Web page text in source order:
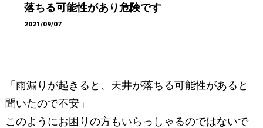
落ちる可能性があり危険です
2021/09/07
「雨漏りが起きると、天井が落ちる可能性があると
聞いたので不安」
このようにお困りの方もいらっしゃるのではないで